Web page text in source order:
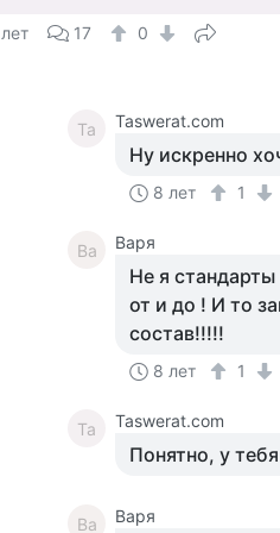
17 0
Ta Taswerat.com
Ну искренно
8 лет 1
Ва Варя
Не я
от и до ! И то
состав!!!!!
8 лет 1
Ta Taswerat.com
Понятно, у
Ва Варя